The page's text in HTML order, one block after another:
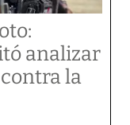
analizar
la